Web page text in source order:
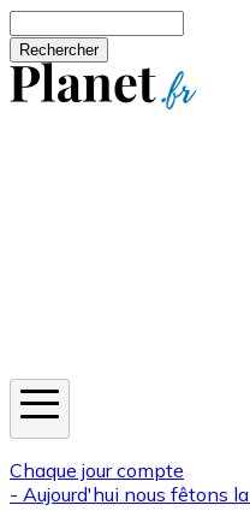
Chaque jour compte
- Aujourd'hui nous fêtons la